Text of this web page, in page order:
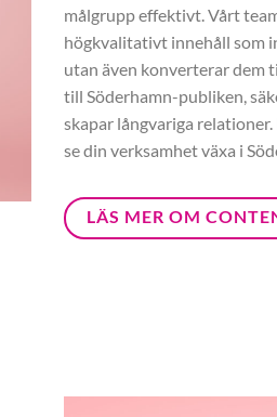
målgrupp effektivt. Vårt
högkvalitativt innehåll som
utan även konverterar dem
till Söderhamn-publiken,
skapar långvariga
se din verksamhet växa i
LÄS MER OM